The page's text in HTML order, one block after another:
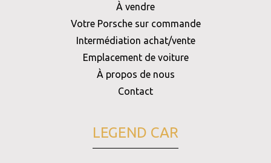
À vendre
Votre Porsche sur commande
Intermédiation achat/vente
Emplacement de voiture
À propos de nous
Contact
LEGEND CAR